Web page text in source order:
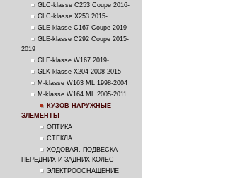
GLC-klasse C253 Coupe 2016-
GLC-klasse X253 2015-
GLE-klasse C167 Coupe 2019-
GLE-klasse C292 Coupe 2015-
2019
GLE-klasse W167 2019-
GLK-klasse X204 2008-2015
M-klasse W163 ML 1998-2004
M-klasse W164 ML 2005-2011
КУЗОВ НАРУЖНЫЕ
ЭЛЕМЕНТЫ
ОПТИКА
СТЕКЛА
ХОДОВАЯ, ПОДВЕСКА
ПЕРЕДНИХ И ЗАДНИХ КОЛЕС
ЭЛЕКТРООСНАЩЕНИЕ